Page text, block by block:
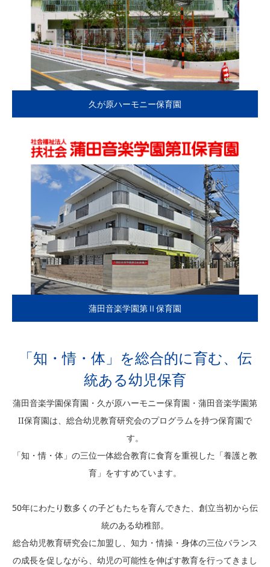
久が原ハーモニー保育園
蒲田音楽学園第Ⅱ保育園
「知・情・体」を総合的に育む、伝
統ある幼児保育
蒲田音楽学園保育園・久が原ハーモニー保育園・蒲田音楽学園第
II保育園は、総合幼児教育研究会のプログラムを持つ保育園で
す。
「知・情・体」の三位一体総合教育に食育を重視した「養護と教
育」をすすめています。
50年にわたり数多くの子どもたちを育んできた、創立当初から伝
統のある幼稚部。
総合幼児教育研究会に加盟し、知力・情操・身体の三位バランス
の成長を促しながら、幼児の可能性を伸ばす教育を行ってきまし